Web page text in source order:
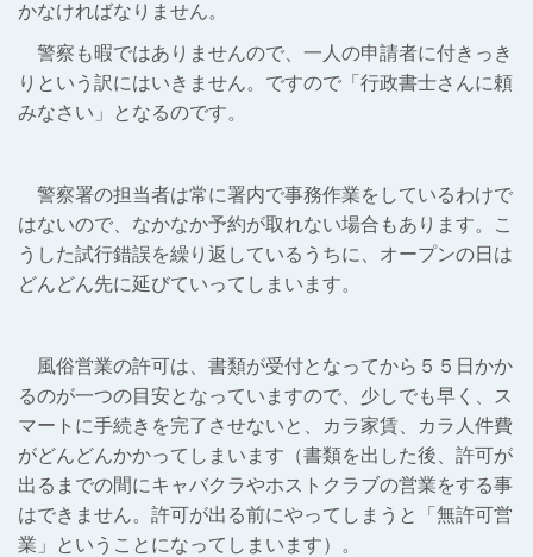
かなければなりません。
警察も暇ではありませんので、一人の申請者に付きっき
りという訳にはいきません。ですので「行政書士さんに頼
みなさい」となるのです。
警察署の担当者は常に署内で事務作業をしているわけで
はないので、なかなか予約が取れない場合もあります。こ
うした試行錯誤を繰り返しているうちに、オープンの日は
どんどん先に延びていってしまいます。
風俗営業の許可は、書類が受付となってから５５日かか
るのが一つの目安となっていますので、少しでも早く、ス
マートに手続きを完了させないと、カラ家賃、カラ人件費
がどんどんかかってしまいます（書類を出した後、許可が
出るまでの間にキャバクラやホストクラブの営業をする事
はできません。許可が出る前にやってしまうと「無許可営
業」ということになってしまいます）。